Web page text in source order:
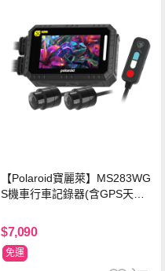
【Polaroid寶麗萊】MS283WG
S機車行車記錄器(含GPS天線)-
新小蜂鷹)
$7,090
免運